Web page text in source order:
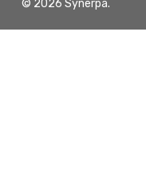
© 2026 Synerpa.